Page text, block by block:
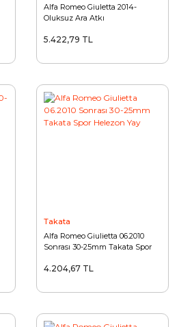
Alfa Romeo Giuletta 2014-
Oluksuz Ara Atkı
5.422,79 TL
Takata
Alfa Romeo Giulietta 06.2010
Sonrası 30-25mm Takata Spor
4.204,67 TL